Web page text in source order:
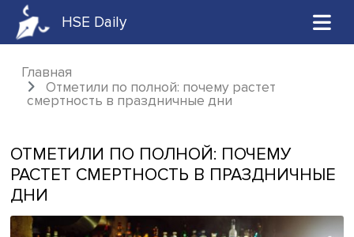
HSE Daily
Главная
Отметили по полной: почему растет
ОТМЕТИЛИ ПО ПОЛНОЙ: ПОЧЕМУ
РАСТЕТ СМЕРТНОСТЬ В
ДНИ